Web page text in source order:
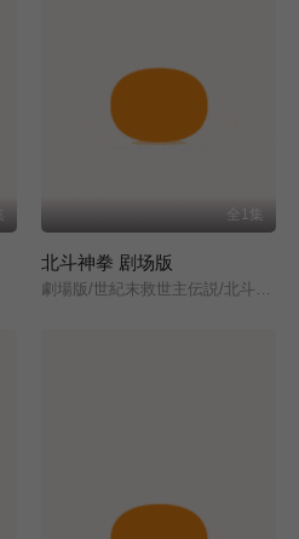
全1集
北斗神拳 剧场版